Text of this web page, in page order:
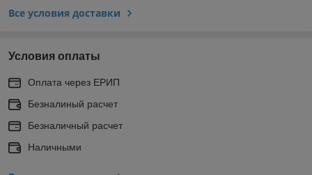
Все условия доставки
Условия оплаты
Оплата через ЕРИП
Безналиный расчет
Безналичный расчет
Наличными